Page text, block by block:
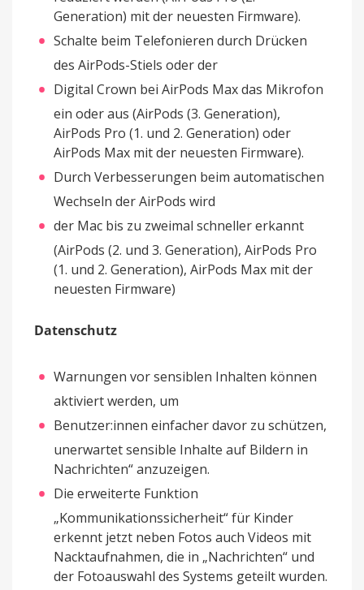
Generation) mit der neuesten Firmware).
Schalte beim Telefonieren durch Drücken
des AirPods-Stiels oder der
Digital Crown bei AirPods Max das Mikrofon
ein oder aus (AirPods (3. Generation),
AirPods Pro (1. und 2. Generation) oder
AirPods Max mit der neuesten Firmware).
Durch Verbesserungen beim automatischen
Wechseln der AirPods wird
der Mac bis zu zweimal schneller erkannt
(AirPods (2. und 3. Generation), AirPods Pro
(1. und 2. Generation), AirPods Max mit der
neuesten Firmware)
Datenschutz
Warnungen vor sensiblen Inhalten können
aktiviert werden, um
Benutzer:innen einfacher davor zu schützen,
unerwartet sensible Inhalte auf Bildern in
Nachrichten“ anzuzeigen.
Die erweiterte Funktion
„Kommunikationssicherheit“ für Kinder
erkennt jetzt neben Fotos auch Videos mit
Nacktaufnahmen, die in „Nachrichten“ und
der Fotoauswahl des Systems geteilt wurden.